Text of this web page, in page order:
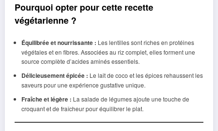
Pourquoi opter pour cette recette
végétarienne ?
Équilibrée et nourrissante : Les lentilles sont riches en protéines
végétales et en fibres. Associées au riz complet, elles forment une
source complète d’acides aminés essentiels.
Délicieusement épicée : Le lait de coco et les épices rehaussent les
saveurs pour une expérience gustative unique.
Fraîche et légère : La salade de légumes ajoute une touche de
croquant et de fraîcheur pour équilibrer le plat.